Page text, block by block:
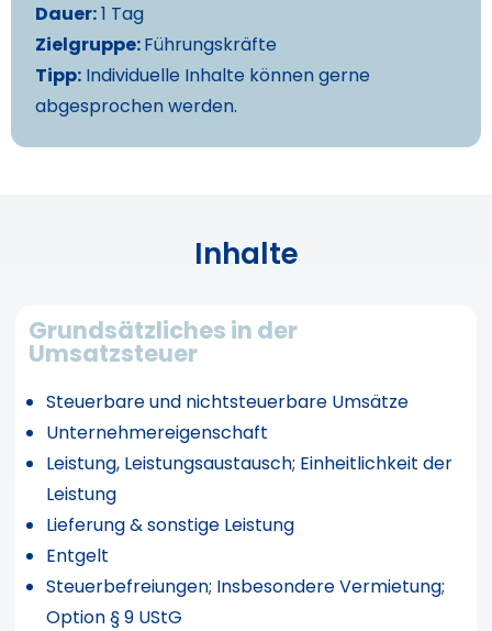
Dauer:1 Tag
Zielgruppe:Führungskräfte
Tipp: Individuelle Inhalte können gerne
abgesprochen werden.
Inhalte
Grundsätzliches in der
Umsatzsteuer
Steuerbare und nichtsteuerbare Umsätze
Unternehmereigenschaft
Leistung, Leistungsaustausch; Einheitlichkeit der
Leistung
Lieferung & sonstige Leistung
Entgelt
Steuerbefreiungen; Insbesondere Vermietung;
Option § 9 UStG